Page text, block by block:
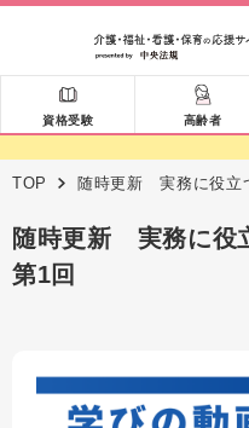
資格受験 高齢者
TOP 随時更新 実務に役立
随時更新 実務に役
第1回